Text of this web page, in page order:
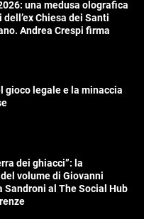
una medusa olografica
Chiesa dei Santi
Andrea Crespi firma
gioco legale e la minaccia
dei ghiacci”: la
volume di Giovanni
Sandroni al The Social Hub